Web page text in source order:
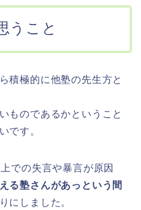
うこと
積極的に他塾の先生方と
ものであるかということ
です。
での失言や暴言が原因
る塾さんがあっという間
にしました。